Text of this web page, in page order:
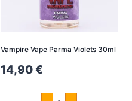
Vampire Vape Parma Violets 30ml
14,90€
Vampire